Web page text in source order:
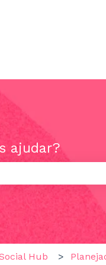
ajudar?
o campo de
Hub